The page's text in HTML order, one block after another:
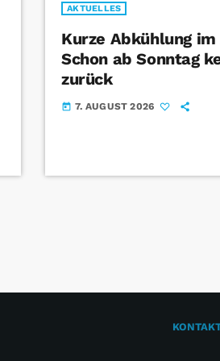
AKTUELLES
Kurze Abkühlung
Schon ab Sonntag
zurück
today 7. AUGUST 2026